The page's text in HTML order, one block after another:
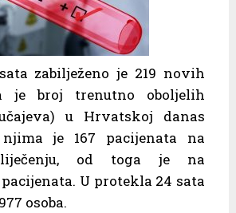
zabilježeno je 219 novih
je broj trenutno oboljelih
u Hrvatskoj danas
njima je 167 pacijenata na
liječenju, od toga je na
U protekla 24 sata
osoba.